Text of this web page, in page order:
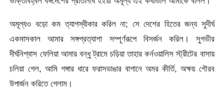
অমূল্যও বড়ো কম ত্যাগস্বীকার করিল না; সে দেশের হিতের জন্য সুদীর্ঘ
একমাসকাল আমার সঙ্গপ্রত্যাশা সম্পূর্ণরূপে বিসর্জন করিল। সুগভীর
দীর্ঘনিশ্বাস ফেলিয়া আমার বন্ধু ট্রামে চড়িয়া তাহার কর্নওয়ালিস স্ট্রীটের বাসায়
চলিয়া গেল, আমি গঙ্গার ধারে ফরাসডাঙার বাগানে অমর কীর্তি, অক্ষয় গৌরব
উপার্জন করিতে গেলাম।